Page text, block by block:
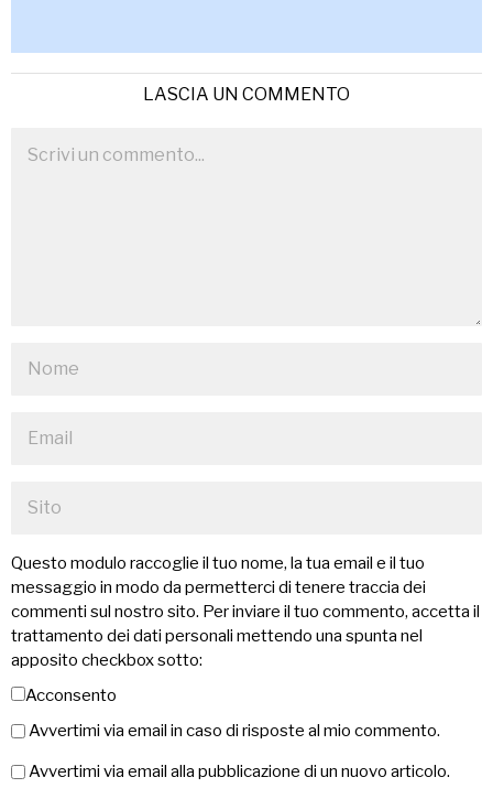
LASCIA UN COMMENTO
Questo modulo raccoglie il tuo nome, la tua email e il tuo
messaggio in modo da permetterci di tenere traccia dei
commenti sul nostro sito. Per inviare il tuo commento, accetta il
trattamento dei dati personali mettendo una spunta nel
apposito checkbox sotto:
Acconsento
Avvertimi via email in caso di risposte al mio commento.
Avvertimi via email alla pubblicazione di un nuovo articolo.